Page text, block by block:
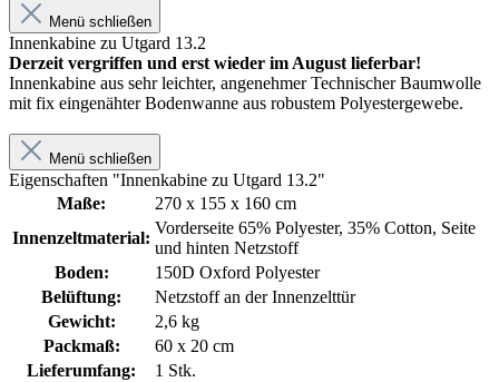
Menü schließen
Innenkabine zu Utgard 13.2
Derzeit vergriffen und erst wieder im August lieferbar!
Innenkabine aus sehr leichter, angenehmer Technischer Baumwolle
mit fix eingenähter Bodenwanne aus robustem Polyestergewebe.
Menü schließen
Eigenschaften "Innenkabine zu Utgard 13.2"
Maße:
270 x 155 x 160 cm
Innenzeltmaterial:
Vorderseite 65% Polyester, 35% Cotton, Seite
und hinten Netzstoff
Boden:
150D Oxford Polyester
Belüftung:
Netzstoff an der Innenzelttür
Gewicht:
2,6 kg
Packmaß:
60 x 20 cm
Lieferumfang:
1 Stk.